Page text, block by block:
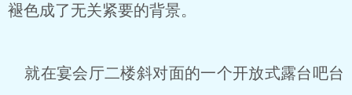
褪色成了无关紧要的背景。
就在宴会厅二楼斜对面的一个开放式露台吧台